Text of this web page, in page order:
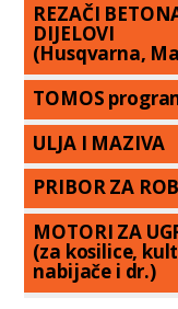
REZAČI
DIJELOVI
(Husqvarna,
TOMOS
ULJA I MAZIVA
PRIBOR ZA
MOTORI ZA
(za kosilice,
nabijače i dr.)